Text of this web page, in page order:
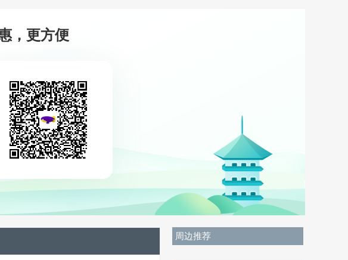
，更方便
周边推荐